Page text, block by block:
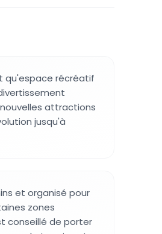
qu'espace récréatif
attractions
jusqu'à
et organisé pour
zones
conseillé de porter